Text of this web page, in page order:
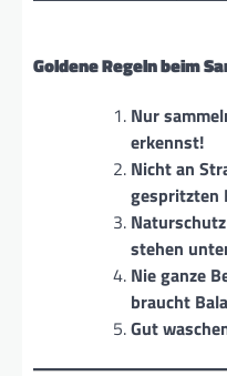
Goldene Regeln beim
Nur
erkennst!
Nicht an
gespritzten
stehen
Nie ganze
braucht
Gut